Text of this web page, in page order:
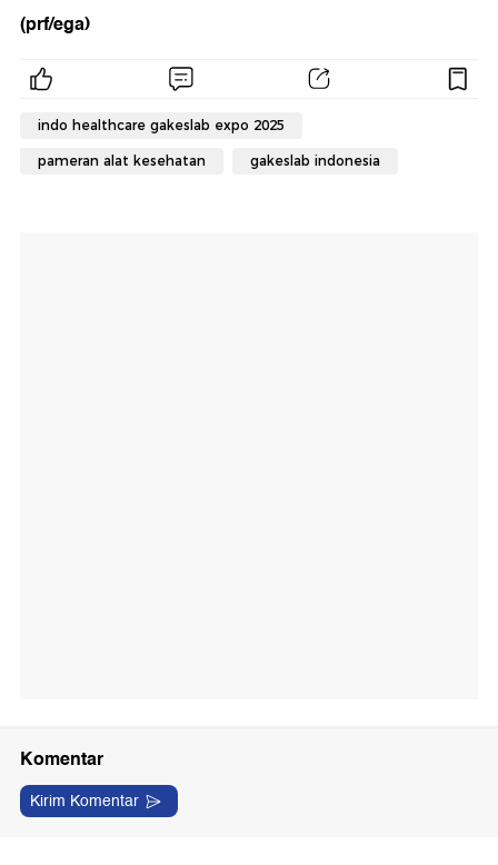
(prf/ega)
indo healthcare gakeslab expo 2025
pameran alat kesehatan gakeslab indonesia